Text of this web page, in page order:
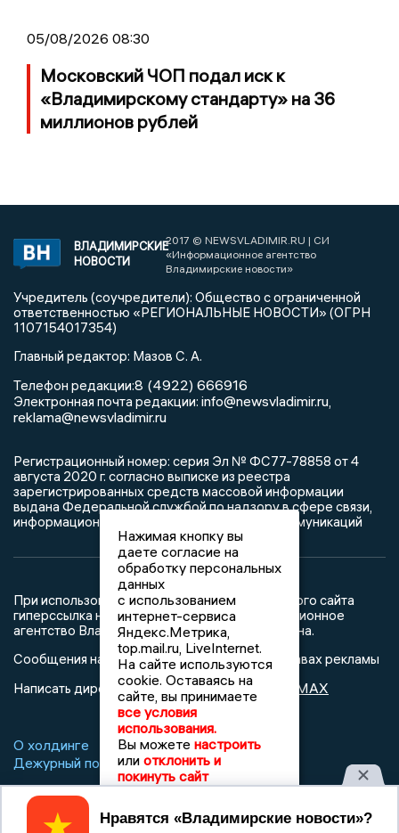
05/08/2026 08:30
Московский ЧОП подал иск к
«Владимирскому стандарту» на 36
миллионов рублей
ВЛАДИМИРСКИЕ
НОВОСТИ
2017 © NEWSVLADIMIR.RU | СИ
«Информационное агентство
Владимирские новости»
Учредитель (соучредители): Общество с ограниченной
ответственностью «РЕГИОНАЛЬНЫЕ НОВОСТИ» (ОГРН
1107154017354)
Главный редактор: Мазов С. А.
Телефон редакции:8 (4922) 666916
Электронная почта редакции: info@newsvladimir.ru,
reklama@newsvladimir.ru
Регистрационный номер: серия Эл № ФС77-78858 от 4
августа 2020 г. согласно выписке из реестра
зарегистрированных средств массовой информации
выдана Федеральной службой по надзору в сфере связи,
информационных технологий и массовых коммуникаций
При использовании любого материала с данного сайта
гиперссылка на Сетевое издание «Информационное
агентство Владимирские новости» обязательна.
Сообщения на сером фоне размещены на правах рекламы
Написать директору в телеграм@mazov MAX
О холдинге Вакансии
Реклама
Дежурный по новостям
Нажимая кнопку вы
даете согласие на
обработку персональных
данных
с использованием
интернет-сервиса
Яндекс.Метрика,
top.mail.ru, LiveInternet.
На сайте используются
cookie. Оставаясь на
сайте, вы принимаете
все условия
использования.
Вы можете настроить
или отклонить и
покинуть сайт
Принять